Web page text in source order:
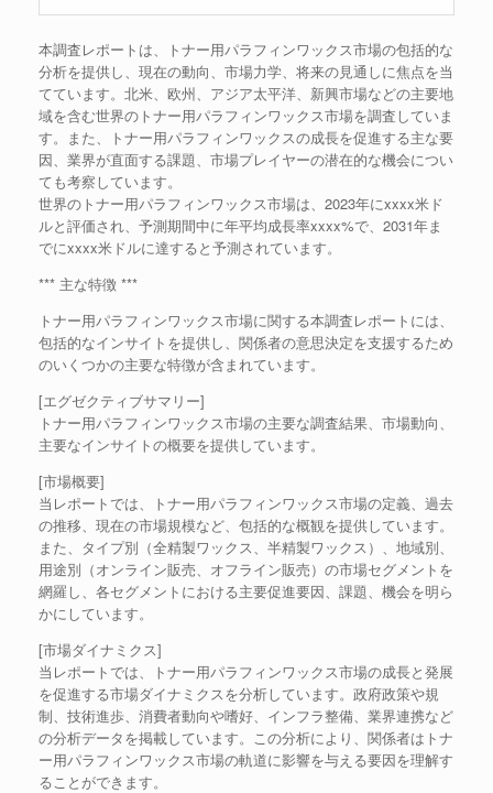
本調査レポートは、トナー用パラフィンワックス市場の包括的な
分析を提供し、現在の動向、市場力学、将来の見通しに焦点を当
てています。北米、欧州、アジア太平洋、新興市場などの主要地
域を含む世界のトナー用パラフィンワックス市場を調査していま
す。また、トナー用パラフィンワックスの成長を促進する主な要
因、業界が直面する課題、市場プレイヤーの潜在的な機会につい
ても考察しています。
世界のトナー用パラフィンワックス市場は、2023年にxxxx米ド
ルと評価され、予測期間中に年平均成長率xxxx%で、2031年ま
でにxxxx米ドルに達すると予測されています。
*** 主な特徴 ***
トナー用パラフィンワックス市場に関する本調査レポートには、
包括的なインサイトを提供し、関係者の意思決定を支援するため
のいくつかの主要な特徴が含まれています。
[エグゼクティブサマリー]
トナー用パラフィンワックス市場の主要な調査結果、市場動向、
主要なインサイトの概要を提供しています。
[市場概要]
当レポートでは、トナー用パラフィンワックス市場の定義、過去
の推移、現在の市場規模など、包括的な概観を提供しています。
また、タイプ別（全精製ワックス、半精製ワックス）、地域別、
用途別（オンライン販売、オフライン販売）の市場セグメントを
網羅し、各セグメントにおける主要促進要因、課題、機会を明ら
かにしています。
[市場ダイナミクス]
当レポートでは、トナー用パラフィンワックス市場の成長と発展
を促進する市場ダイナミクスを分析しています。政府政策や規
制、技術進歩、消費者動向や嗜好、インフラ整備、業界連携など
の分析データを掲載しています。この分析により、関係者はトナ
ー用パラフィンワックス市場の軌道に影響を与える要因を理解す
ることができます。